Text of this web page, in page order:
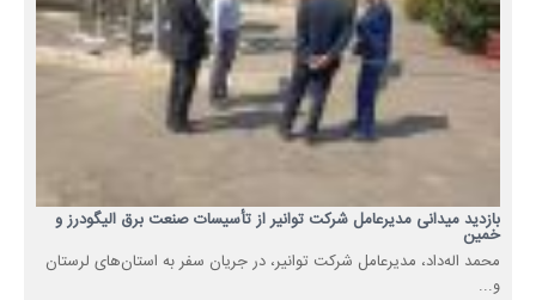
بازدید میدانی مدیرعامل شرکت توانیر از تأسیسات صنعت برق الیگودرز و
خمین
محمد اله‌داد، مدیرعامل شرکت توانیر، در جریان سفر به استان‌های لرستان
و...